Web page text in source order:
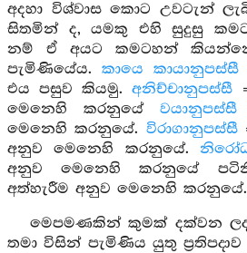
අදහා විශ්වාස කොට උවටැන්
සිතමින් ද, යමකු එහි සුදුසු
නම් ඒ අයට කමටහන්
පැමිණියේය.කායෙ කායානුපස්සී
එය පසුව කියමු.අනිච්චානුපස්සී
මෙනෙහි කරනුයේ වයානුපස්සී
මෙනෙහි කරනුයේ. විරාගානුපස්සී
අනුව මෙනෙහි කරනුයේ.
අනුව මෙනෙහි කරනුයේ
අත්හැරීම අනුව මෙනෙහි කරනුයේ.
මෙපමණකින් කුමක් දක්වන
තමා විසින් පැමිණිය යුතු